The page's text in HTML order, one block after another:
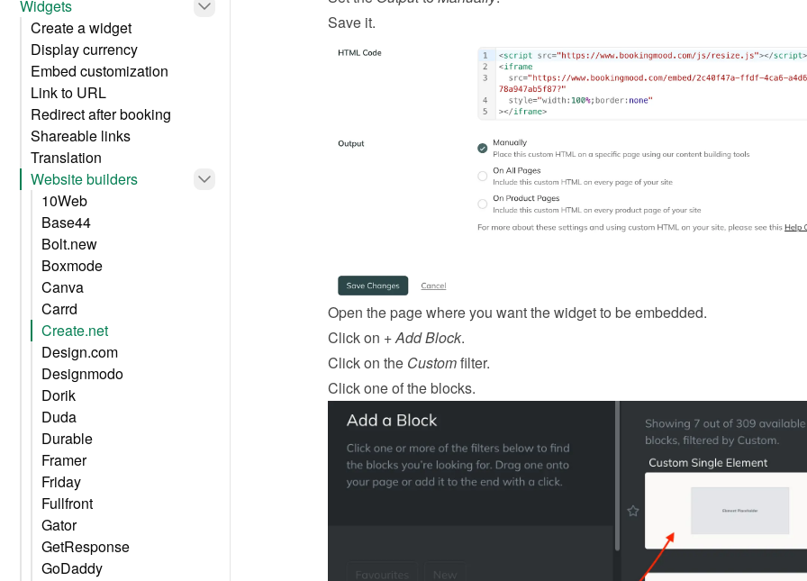
Widgets
Create a widget
Display currency
Embed customization
Link to URL
Redirect after booking
Shareable links
Translation
Website builders
10Web
Base44
Bolt.new
Boxmode
Canva
Carrd
Create.net
Design.com
Designmodo
Dorik
Duda
Durable
Framer
Friday
Fullfront
Gator
GetResponse
GoDaddy
Save it.
Open the page where you want the widget to be embedded.
Click on + Add Block.
Click on the Custom filter.
Click one of the blocks.